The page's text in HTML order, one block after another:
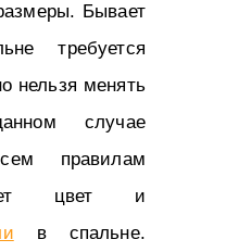
Бывает
требуется
нельзя менять
случае
правилам
цвет и
в спальне.